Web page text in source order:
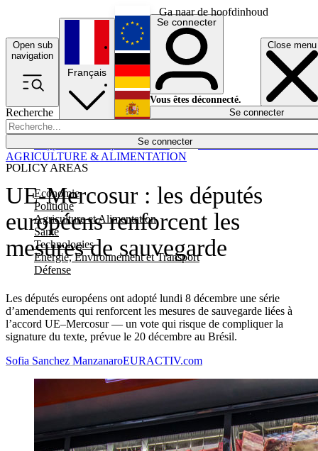
Ga naar de hoofdinhoud
Open sub
navigation
Close menu
Recherche
Se connecter
POLICY AREAS
Economie
Politique
Agriculture et Alimentation
Santé
Technologies
Energie, Environnement et Transport
Défense
Économie
Français
English
Deutsch
Español
Se connecter
Vous êtes déconnecté.
Se connecter
UE-Mercosur : les députés
européens renforcent les
mesures de sauvegarde
Les députés européens ont adopté lundi 8 décembre une série
d’amendements qui renforcent les mesures de sauvegarde liées à
l’accord UE–Mercosur — un vote qui risque de compliquer la
signature du texte, prévue le 20 décembre au Brésil.
AGRICULTURE & ALIMENTATION
Sofia Sanchez ManzanaroEURACTIV.com